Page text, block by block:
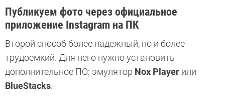
Публикуем фото через официальное
приложение Instagram на ПК
Второй способ более надежный, но и более
трудоемкий. Для него нужно установить
дополнительное ПО: эмулятор Nox Player или
BlueStacks.